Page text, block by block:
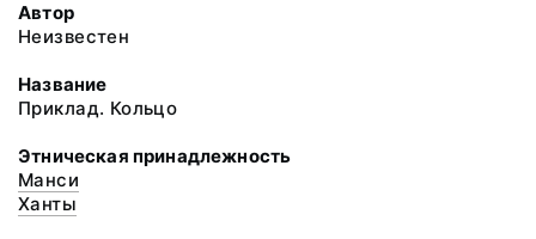
Автор
Неизвестен
Название
Приклад. Кольцо
Этническая принадлежность
Манси
Ханты